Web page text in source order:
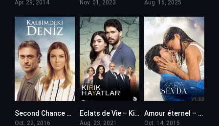
Apr. 29, 2014 Nov. 01, 2023 Aug. 16, 2025
Second Chance – Kalbimdeki Deniz en VF (Voix Francaise)
Oct. 22, 2016
Eclats de Vie – Kirik Hayatlar en VF (Voix Francaise)
Aug. 23, 2021
Amour éternel – Kara Sevda en VF (Voix Francaise)
Oct. 14, 2015